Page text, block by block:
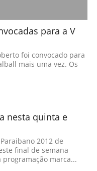
para a V
foi convocado para
mais uma vez. Os
nesta quinta e
2012 de
final de semana
marca...